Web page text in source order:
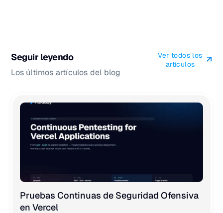
Seguir leyendo
Los últimos artículos del blog
Ver todos los
artículos
Pruebas Continuas de Seguridad Ofensiva
en Vercel